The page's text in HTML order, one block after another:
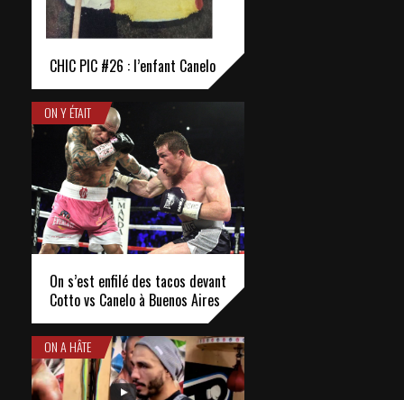
CHIC PIC #26 : l’enfant Canelo
ON Y ÉTAIT
On s’est enfilé des tacos devant
Cotto vs Canelo à Buenos Aires
ON A HÂTE